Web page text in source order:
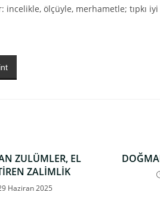
ölçüyle, merhametle; tıpkı
ZULÜMLER, EL
ZALİMLİK
Haziran 2025